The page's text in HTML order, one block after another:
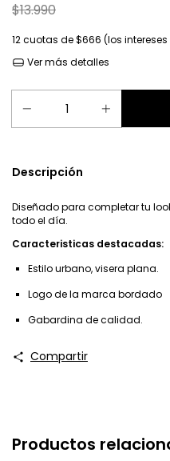
$13.990
12cuotas de$666 (los
Ver más detalles
Descripción
Diseñado para completar tu
todo el día.
Caracteristicas destacadas:
Estilo urbano, visera plana.
Logo de la marca bordado
Gabardina de calidad.
Compartir
Productos